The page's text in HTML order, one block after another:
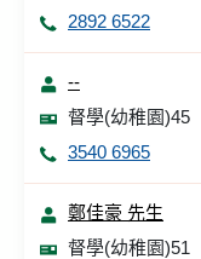
2892 6522
--
督學(幼稚園)45
3540 6965
鄭佳豪 先生
督學(幼稚園)51